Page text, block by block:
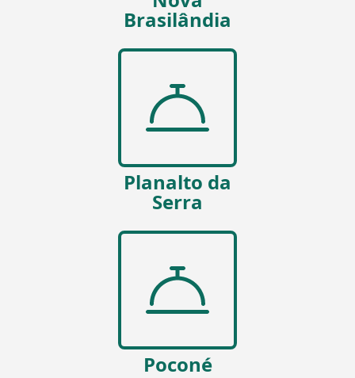
Brasilândia
Planalto da
Serra
Poconé